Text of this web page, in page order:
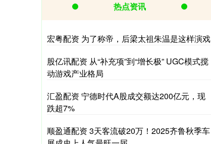
热点资讯
宏粤配资 为了称帝，后梁太祖朱温是这样演戏
股亿讯配资 从“补充项”到“增长极” UGC模式搅
动游戏产业格局
汇盈配资 宁德时代A股成交额达200亿元，现
跌超7%
顺盈通配资 3天客流破20万！2025齐鲁秋季车